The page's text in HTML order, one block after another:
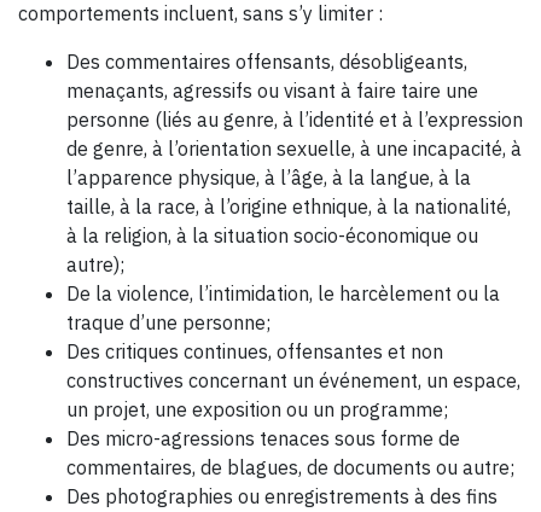
comportements incluent, sans s’y limiter :
Des commentaires offensants, désobligeants,
menaçants, agressifs ou visant à faire taire une
personne (liés au genre, à l’identité et à l’expression
de genre, à l’orientation sexuelle, à une incapacité, à
l’apparence physique, à l’âge, à la langue, à la
taille, à la race, à l’origine ethnique, à la nationalité,
à la religion, à la situation socio-économique ou
autre);
De la violence, l’intimidation, le harcèlement ou la
traque d’une personne;
Des critiques continues, offensantes et non
constructives concernant un événement, un espace,
un projet, une exposition ou un programme;
Des micro-agressions tenaces sous forme de
commentaires, de blagues, de documents ou autre;
Des photographies ou enregistrements à des fins